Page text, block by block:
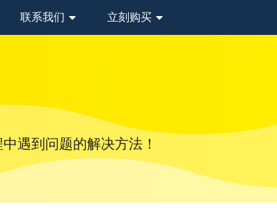
联系我们 立刻购买
遇到问题的解决方法！